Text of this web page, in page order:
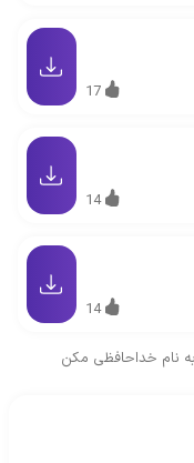
17
14
14
به نام خداحافظی مکن